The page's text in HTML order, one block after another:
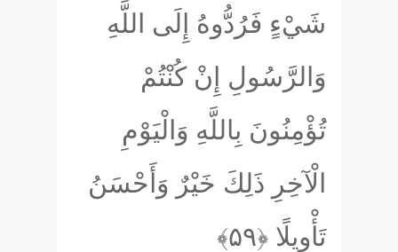
شَيْءٍ فَرُدُّوهُ إِلَى اللَّهِ
وَالرَّسُولِ إِنْ كُنْتُمْ
تُؤْمِنُونَ بِاللَّهِ وَالْيَوْمِ
الْآخِرِ ذَلِكَ خَيْرٌ وَأَحْسَنُ
تَأْوِيلًا ﴿۵۹﴾